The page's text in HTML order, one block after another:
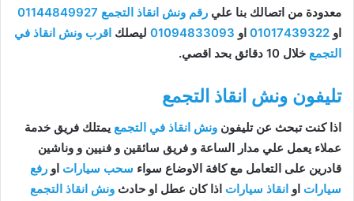
معدودة من اتصالك بنا علي رقم ونش انقاذ التجمع 01144849927
او 01017439322 او 01094833093 ليصلك اقرب ونش انقاذ في
التجمع خلال 10 دقائق بحد اقصي.
تليفون ونش انقاذ التجمع
اذا كنت تبحث عن تليفون ونش انقاذ في التجمع يمتلك فريق خدمة
عملاء يعمل علي مدار الساعة و فريق سائقين و فنيين و وناشين
قادرين على التعامل مع كافة الاوضاع سواء سحب سيارات او رفع
سيارات او انقاذ سيارات اذا كان عطل او حادث ونش انقاذ التجمع